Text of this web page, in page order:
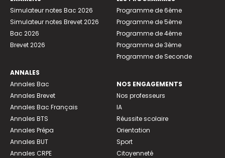
Simulateur notes Bac 2026
Simulateur notes Brevet 2026
Bac 2026
Brevet 2026
ANNALES
Annales Bac
Annales Brevet
Annales Bac Français
Annales BTS
Annales Prépa
Annales BUT
Annales CRPE
Programme de 6ème
Programme de 5ème
Programme de 4ème
Programme de 3ème
Programme de Seconde
NOS ENGAGEMENTS
Nos professeurs
IA
Réussite scolaire
Orientation
Sport
Citoyenneté